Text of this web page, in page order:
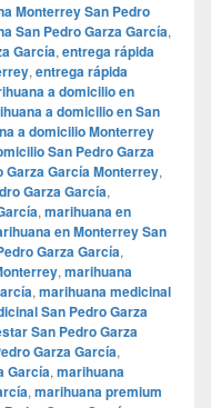
Monterrey San Pedro
San Pedro Garza García,
García, entrega rápida
, entrega rápida
a domicilio en
a domicilio en San
a domicilio Monterrey
San Pedro Garza
Garza García Monterrey,
Garza García,
, marihuana en
en Monterrey San
Garza García,
, marihuana
, marihuana medicinal
San Pedro Garza
San Pedro Garza
Garza García,
García, marihuana
, marihuana premium